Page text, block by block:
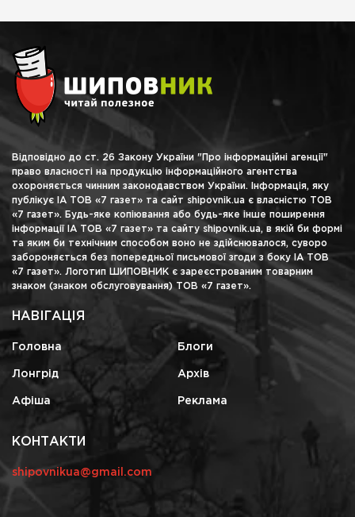
Відповідно до ст. 26 Закону України "Про інформаційні агенції"
право власності на продукцію інформаційного агентства
охороняється чинним законодавством України. Інформація, яку
публікує ІА ТОВ «7 газет» та сайт shipovnik.ua є власністю ТОВ
«7 газет». Будь-яке копіювання або будь-яке інше поширення
інформації ІА ТОВ «7 газет» та сайту shipovnik.ua, в якій би формі
та яким би технічним способом воно не здійснювалося, суворо
забороняється без попередньої письмової згоди з боку ІА ТОВ
«7 газет». Логотип ШИПОВНИК є зареєстрованим товарним
знаком (знаком обслуговування) ТОВ «7 газет».
НАВІГАЦІЯ
Головна Блоги
Лонгрід Архів
Афіша Реклама
КОНТАКТИ
shipovnikua@gmail.com